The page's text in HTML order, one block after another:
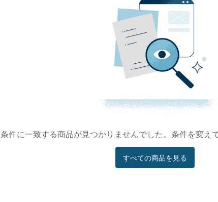
条件に一致する商品が見つかりませんでした。条件を変え
すべての商品を見る